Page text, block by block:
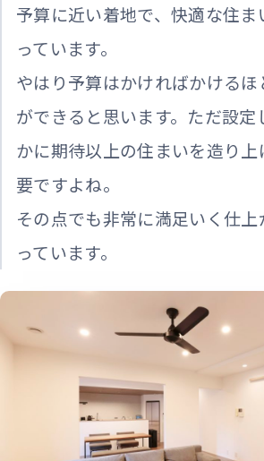
予算に近い着地で、快適な住
っています。
やはり予算はかければかける
ができると思います。ただ設
かに期待以上の住まいを造り
要ですよね。
その点でも非常に満足いく仕
っています。